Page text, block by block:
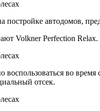
автодомов,
Volkner Perfection
во
отсек.